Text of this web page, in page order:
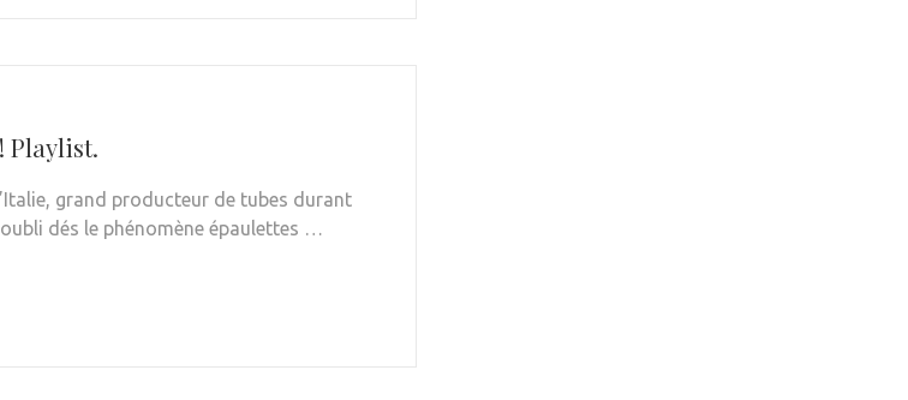
Playlist.
grand producteur de tubes durant
dés le phénomène épaulettes …